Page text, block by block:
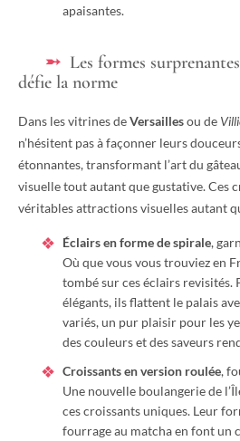
apaisantes.
Les formes
défie la norme
Dans les vitrines deVersaillesou de
n’hésitent pas à façonner leurs
étonnantes, transformant l’art du
visuelle tout autant que gustative. Ces
véritables attractions visuelles autant
Éclairs en forme de spirale,
Où que vous vous trouviez en
tombé sur ces éclairs revisités.
élégants, ils flattent le palais
variés, un pur plaisir pour les
des couleurs et des saveurs
Croissants en version roulée,
Une nouvelle boulangerie de
ces croissants uniques. Leur
fourrage au matcha en font